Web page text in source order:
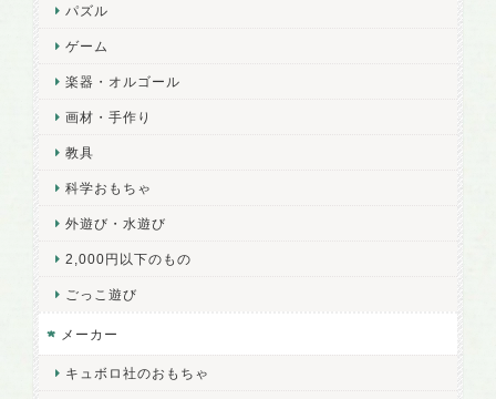
パズル
ゲーム
楽器・オルゴール
画材・手作り
教具
科学おもちゃ
外遊び・水遊び
2,000円以下のもの
ごっこ遊び
メーカー
キュボロ社のおもちゃ